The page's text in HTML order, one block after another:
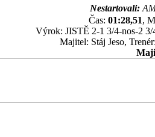
Nestartovali:
Čas: 01:28,51,
Výrok: JISTĚ 2-1 3/4-nos-2
Majitel: Stáj Jeso,